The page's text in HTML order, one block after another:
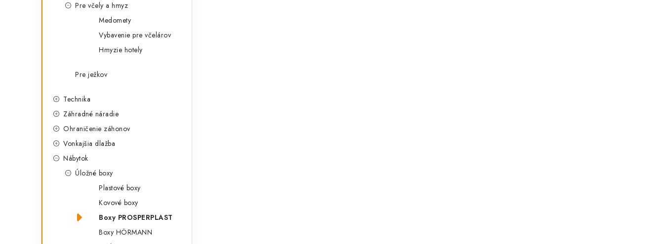
Pre včely a hmyz
Medomety
Vybavenie pre včelárov
Hmyzie hotely
Pre ježkov
Technika
Záhradné náradie
Ohraničenie záhonov
Vonkajšia dlažba
Nábytok
Úložné boxy
Plastové boxy
Kovové boxy
Boxy PROSPERPLAST
Boxy HÖRMANN